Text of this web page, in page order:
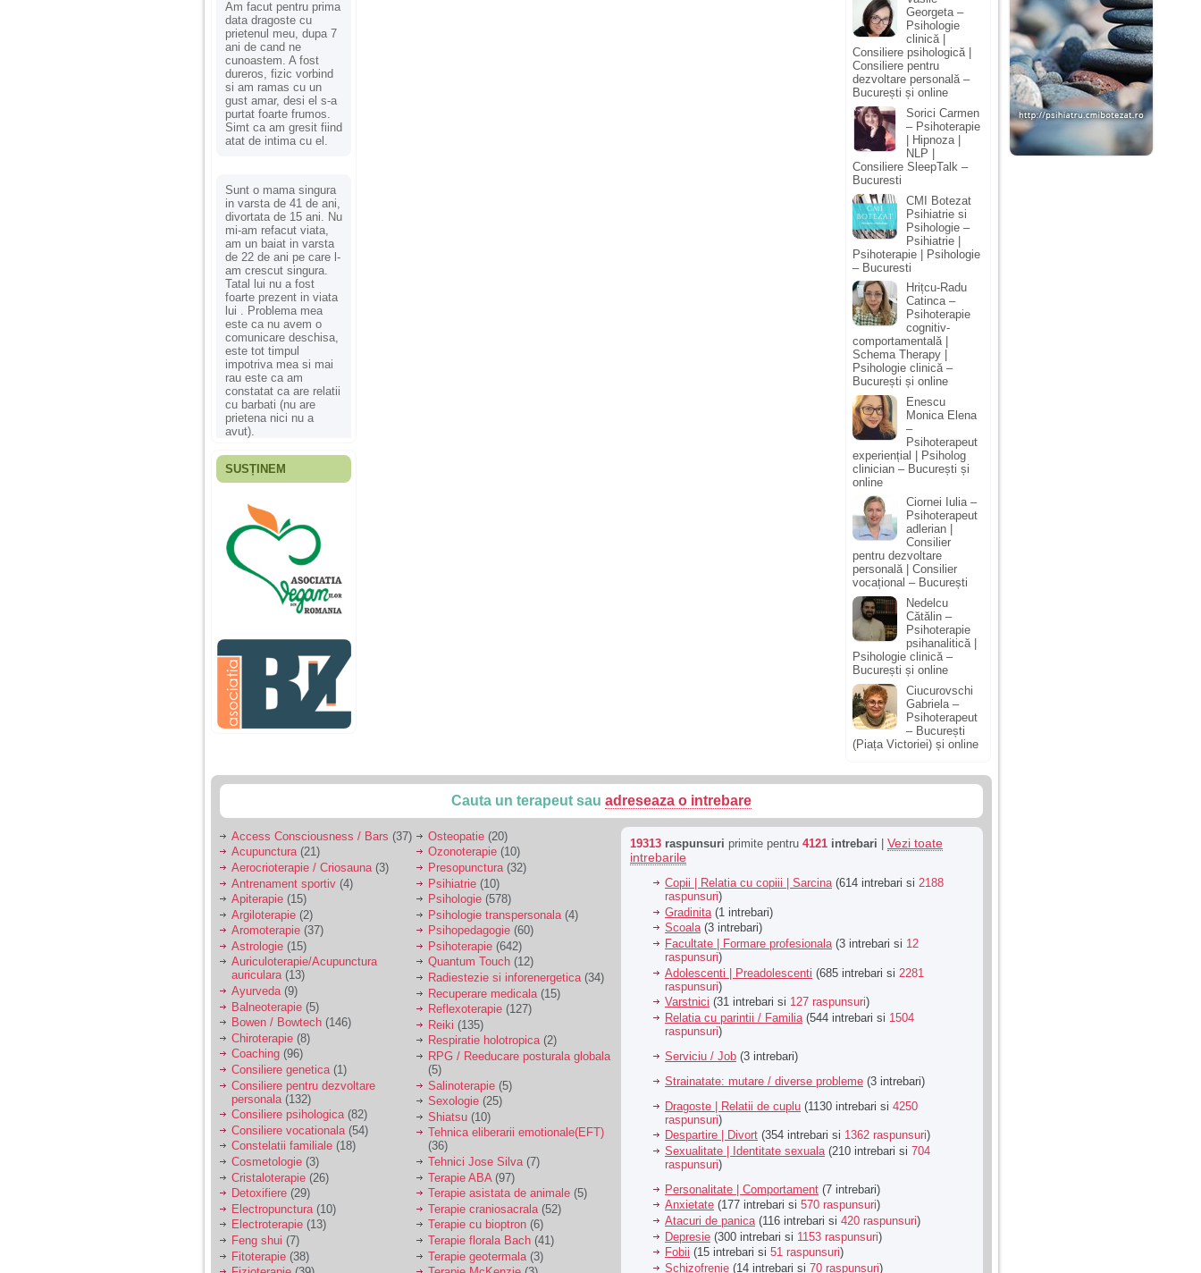
Am facut pentru prima
data dragoste cu
prietenul meu, dupa 7
ani de cand ne
cunoastem. A fost
dureros, fizic vorbind
si am ramas cu un
gust amar, desi el s-a
purtat foarte frumos.
Simt ca am gresit fiind
atat de intima cu el.
Sunt o mama singura
in varsta de 41 de ani,
divortata de 15 ani. Nu
mi-am refacut viata,
am un baiat in varsta
de 22 de ani pe care l-
am crescut singura.
Tatal lui nu a fost
foarte prezent in viata
lui . Problema mea
este ca nu avem o
comunicare deschisa,
este tot timpul
impotriva mea si mai
rau este ca am
constatat ca are relatii
cu barbati (nu are
prietena nici nu a
avut).
Fiica mea s-a nascut
ani, privind in urma
realizez cat de multe
greseli am facut in
educatia si cresterea
ei, am fost o mama
egoista, preocupata
de implinirea
profesionala, cand ea
era mica am neglijat-
agresiva, orice
greseala era taxata cu
o palma sau pedepse.
De 4 ani am o relatie
serioasa cu un barbat
sa se manifeste o
Ma aflu aici pentru ca
vreau sa stiu daca am
nevoie de un psiholog
sau psihiatru.
Sunt casatorita, am
31 de ani si un copil in
varsta de 2 ani care
mi-e lumina ochilor.
De ceva timp simt ca
mi s-a adunat
oboseala, o oboseala
cronica de care nu pot
scapa si simt ca din
cauza ei nu pot
controla nervii si
cateodata are copilul
de suferit.
Am o bariera peste
care nu pot trece:
prietena mea a ramas
insarcinata cu o fata.
Am fost de comun
acord sa facem un
copil, cu gandul ca e
baiat.
SUSȚINEM
Georgeta –
Psihologie
clinică |
Consiliere psihologică |
Consiliere pentru
dezvoltare personală –
București și online
Sorici Carmen
– Psihoterapie
| Hipnoza |
NLP |
Consiliere SleepTalk –
Bucuresti
CMI Botezat
Psihiatrie si
Psihologie –
Psihiatrie |
Psihoterapie | Psihologie
– Bucuresti
Hrițcu-Radu
Catinca –
Psihoterapie
cognitiv-
comportamentală |
Schema Therapy |
Psihologie clinică –
București și online
Enescu
Monica Elena
–
Psihoterapeut
experiențial | Psiholog
clinician – București și
online
Ciornei Iulia –
Psihoterapeut
adlerian |
Consilier
pentru dezvoltare
personală | Consilier
vocațional – București
Nedelcu
Cătălin –
Psihoterapie
psihanalitică |
Psihologie clinică –
București și online
Ciucurovschi
Gabriela –
Psihoterapeut
– București
(Piața Victoriei) și online
Cauta un terapeut sau adreseaza o intrebare
Access Consciousness / Bars (37)
Acupunctura(21)
Aerocrioterapie / Criosauna (3)
Antrenament sportiv (4)
Apiterapie (15)
Argiloterapie (2)
Aromoterapie (37)
Astrologie (15)
Auriculoterapie/Acupunctura
auriculara(13)
Ayurveda(9)
Balneoterapie (5)
Bowen / Bowtech (146)
Chiroterapie (8)
Coaching (96)
Consiliere genetica(1)
Consiliere pentru dezvoltare
personala (132)
Consiliere psihologica(82)
Consiliere vocationala (54)
Constelatii familiale (18)
Cosmetologie (3)
Cristaloterapie (26)
Detoxifiere (29)
Electropunctura (10)
Electroterapie (13)
Feng shui (7)
Fitoterapie (38)
Osteopatie (20)
Ozonoterapie (10)
Presopunctura (32)
Psihiatrie (10)
Psihologie (578)
Psihologie transpersonala (4)
Psihopedagogie (60)
Psihoterapie (642)
Quantum Touch (12)
Radiestezie si inforenergetica(34)
Recuperare medicala (15)
Reflexoterapie (127)
Reiki (135)
Respiratie holotropica(2)
RPG / Reeducare posturala globala
(5)
Salinoterapie (5)
Sexologie (25)
Shiatsu (10)
Tehnica eliberarii emotionale(EFT)
(36)
Tehnici Jose Silva(7)
Terapie ABA (97)
Terapie asistata de animale (5)
Terapie craniosacrala (52)
Terapie cu bioptron (6)
Terapie florala Bach (41)
Terapie geotermala (3)
19313 raspunsuri primite pentru 4121 intrebari
Vezi toate
intrebarile
Copii | Relatia cu copiii | Sarcina(614 intrebari si 2188
raspunsuri)
Gradinita (1 intrebari)
Scoala(3 intrebari)
Facultate | Formare profesionala (3 intrebari si 12
raspunsuri)
Adolescenti | Preadolescenti (685 intrebari si 2281
raspunsuri)
Varstnici (31 intrebari si 127 raspunsuri)
Relatia cu parintii / Familia (544 intrebari si 1504
raspunsuri)
Serviciu / Job (3 intrebari)
Strainatate: mutare / diverse probleme (3 intrebari)
Dragoste | Relatii de cuplu (1130 intrebari si 4250
raspunsuri)
Despartire | Divort (354 intrebari si 1362 raspunsuri)
Sexualitate | Identitate sexuala (210 intrebari si 704
raspunsuri)
Personalitate | Comportament (7 intrebari)
Anxietate (177 intrebari si 570 raspunsuri)
Atacuri de panica(116 intrebari si 420 raspunsuri)
Depresie (300 intrebari si 1153 raspunsuri)
Fobii (15 intrebari si 51 raspunsuri)
Schizofrenie (14 intrebari si 70 raspunsuri)